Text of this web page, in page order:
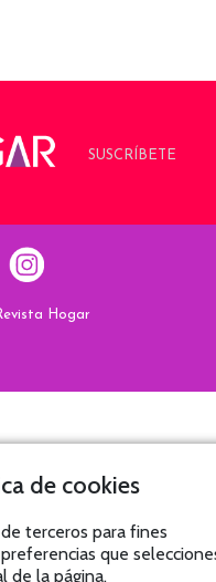
SUSCRÍBETE
Hogar
de cookies
terceros para fines
que
de la página.